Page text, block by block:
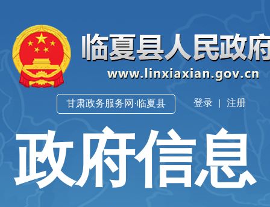
登录 | 注册
甘肃政务服务网·临夏县
政府信息